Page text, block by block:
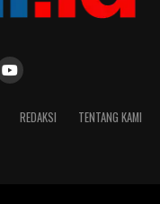
REDAKSI
TENTANG KAMI